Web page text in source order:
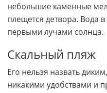
небольшие каменные
плещется детвора. Вода
первыми лучами солнца.
Скальный пляж
Его нельзя назвать
никакими удобствами и